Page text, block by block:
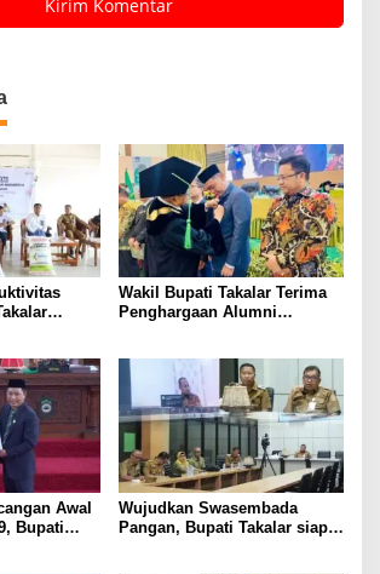
Wakil Bupati Takalar Terima
Penghargaan Alumni
Awal
Bupati
Wujudkan Swasembada
Pangan, Bupati Takalar siap